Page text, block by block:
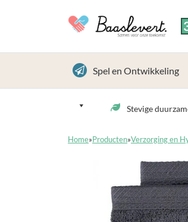
Spel en Ontwikkeling
Stevige
Home» Producten»Verzorging en